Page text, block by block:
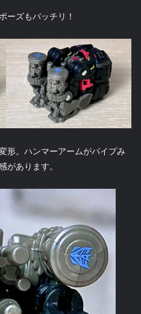
ーズもバッチリ！
形。ハンマーアームがパイプみ
があります。